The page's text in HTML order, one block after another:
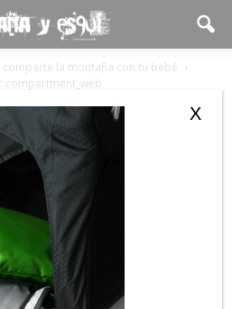
comparte la montaña con tu bebé
compartment_web
zippered lower
X